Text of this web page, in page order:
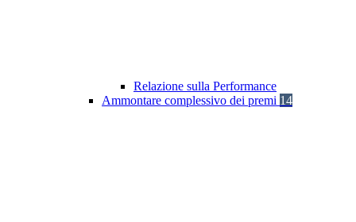
Relazione sulla Performance
Ammontare complessivo dei premi 14